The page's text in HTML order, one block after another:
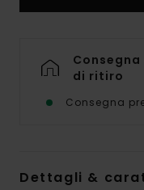
di ritiro
Consegna
Dettagli &